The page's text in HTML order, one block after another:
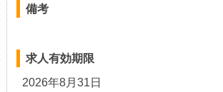
備考
求人有効期限
2026年8月31日